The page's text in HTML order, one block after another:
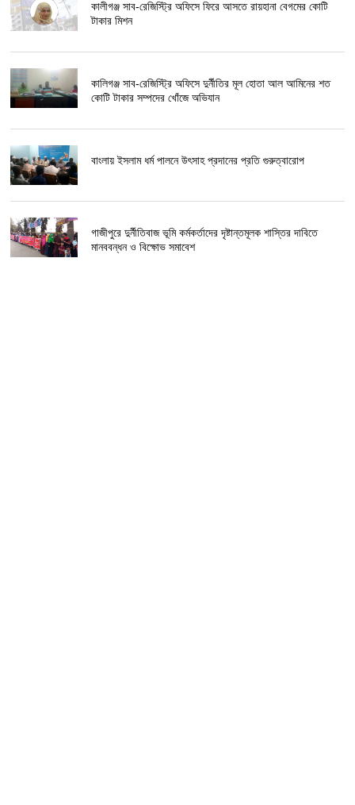
কালীগঞ্জ সাব-রেজিস্ট্রি অফিসে ফিরে আসতে রায়হানা বেগমের কোটি
টাকার মিশন
কালিগঞ্জ সাব-রেজিস্ট্রি অফিসে দুর্নীতির মূল হোতা আল আমিনের শত
কোটি টাকার সম্পদের খোঁজে অভিযান
বাংলায় ইসলাম ধর্ম পালনে উৎসাহ প্রদানের প্রতি গুরুত্বারোপ
গাজীপুরে দুর্নীতিবাজ ভূমি কর্মকর্তাদের দৃষ্টান্তমূলক শাস্তির দাবিতে
মানববন্ধন ও বিক্ষোভ সমাবেশ